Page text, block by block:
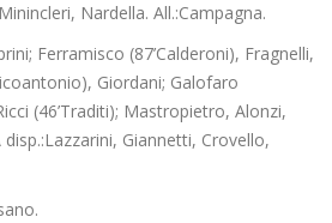
Nardella. All.:Campagna.
Ferramisco (87’Calderoni), Fragnelli,
Giordani; Galofaro
(46’Traditi); Mastropietro, Alonzi,
Giannetti, Crovello,